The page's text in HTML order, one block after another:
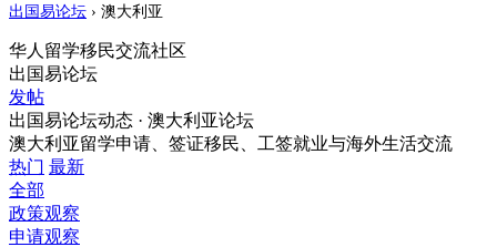
出国易论坛 › 澳大利亚
华人留学移民交流社区
出国易论坛
发帖
出国易论坛动态 · 澳大利亚论坛
澳大利亚留学申请、签证移民、工签就业与海外生活交流
热门 最新
全部
政策观察
申请观察